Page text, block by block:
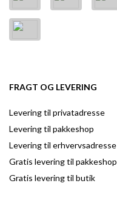
FRAGT OG LEVERING
Levering til privatadresse
Levering til pakkeshop
Levering til erhvervsadresse
Gratis levering til pakkeshop
Gratis levering til butik